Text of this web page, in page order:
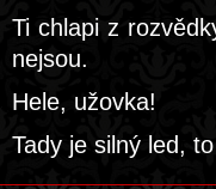
Ti chlapi z
nejsou.
Hele, užovka!
Tady je silný led,